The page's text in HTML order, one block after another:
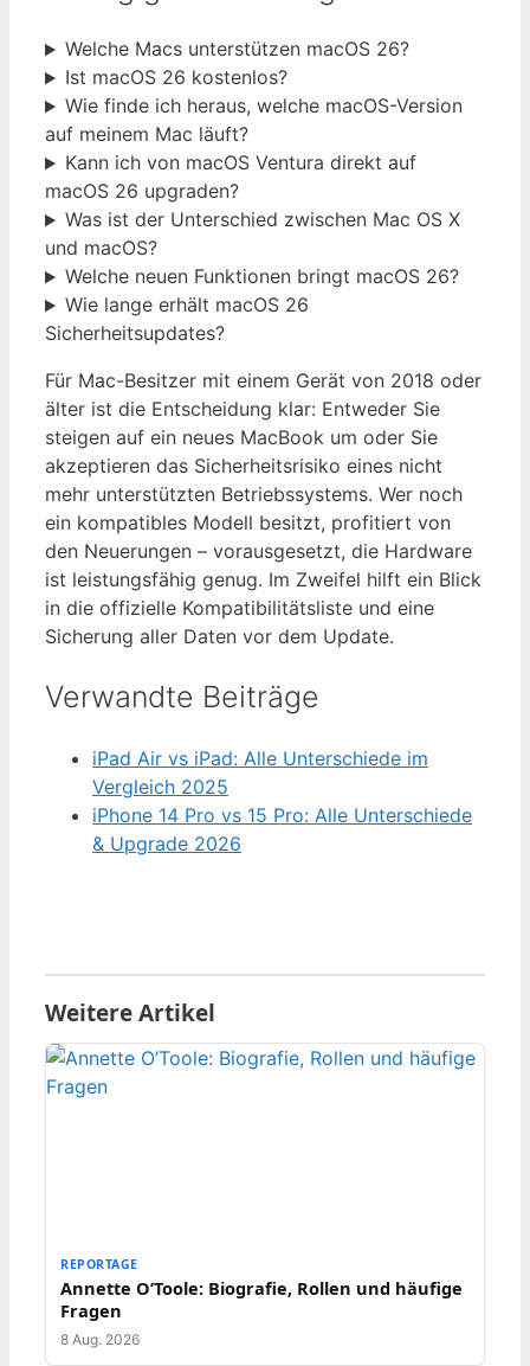
Welche Macs unterstützen macOS 26?
Ist macOS 26 kostenlos?
Wie finde ich heraus, welche macOS-Version
auf meinem Mac läuft?
Kann ich von macOS Ventura direkt auf
macOS 26 upgraden?
Was ist der Unterschied zwischen Mac OS X
und macOS?
Welche neuen Funktionen bringt macOS 26?
Wie lange erhält macOS 26
Sicherheitsupdates?
Für Mac-Besitzer mit einem Gerät von 2018 oder
älter ist die Entscheidung klar: Entweder Sie
steigen auf ein neues MacBook um oder Sie
akzeptieren das Sicherheitsrisiko eines nicht
mehr unterstützten Betriebssystems. Wer noch
ein kompatibles Modell besitzt, profitiert von
den Neuerungen – vorausgesetzt, die Hardware
ist leistungsfähig genug. Im Zweifel hilft ein Blick
in die offizielle Kompatibilitätsliste und eine
Sicherung aller Daten vor dem Update.
Verwandte Beiträge
iPad Air vs iPad: Alle Unterschiede im
Vergleich 2025
iPhone 14 Pro vs 15 Pro: Alle Unterschiede
& Upgrade 2026
Weitere Artikel
REPORTAGE
Annette O’Toole: Biografie, Rollen und häufige
Fragen
8 Aug. 2026